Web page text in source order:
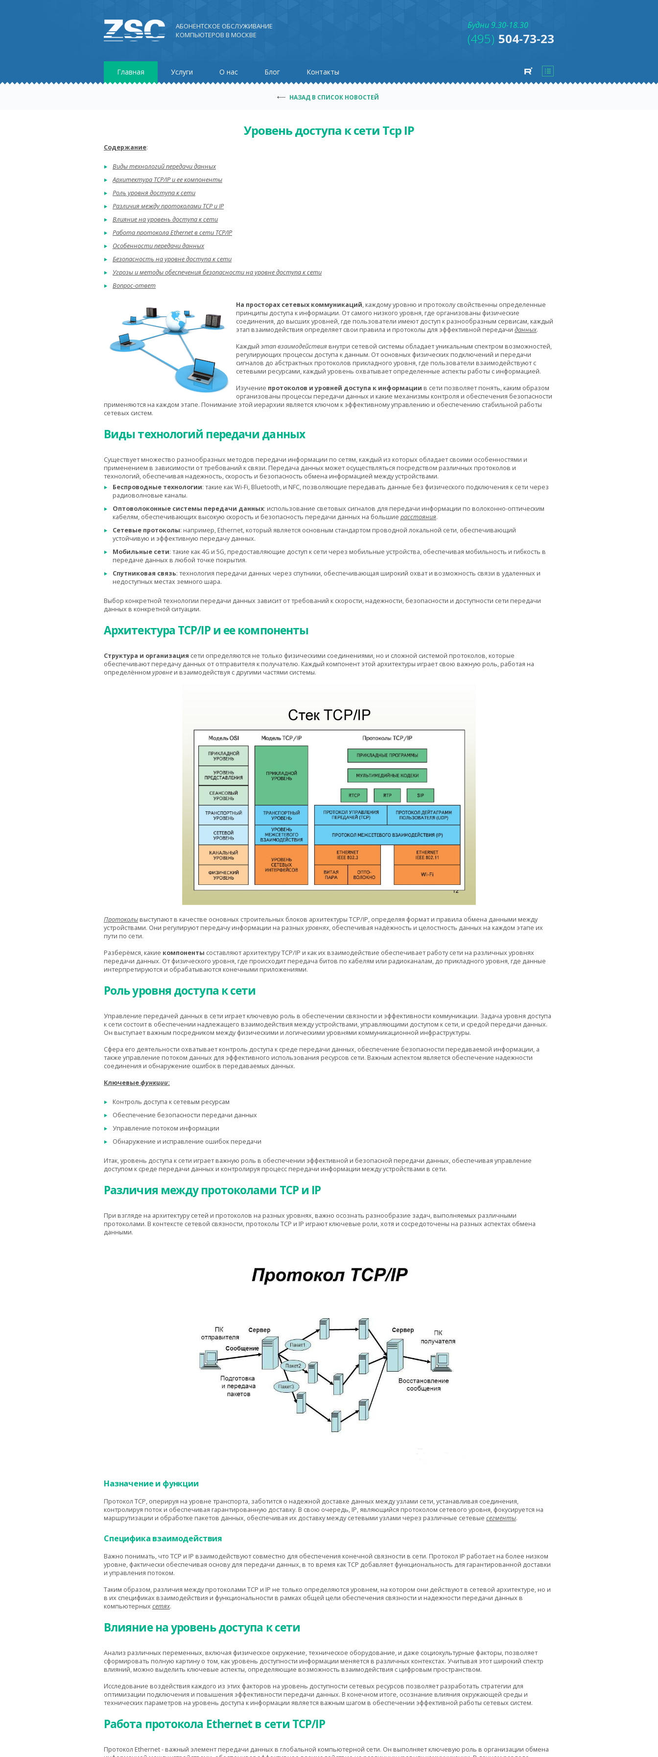
АБОНЕНТСКОЕ ОБСЛУЖИВАНИЕ
КОМПЬЮТЕРОВ В МОСКВЕ
Будни 9.30-18.30
(495) 504-73-23
Главная Услуги О нас Блог Контакты
НАЗАД В СПИСОК НОВОСТЕЙ
Уровень доступа к сети Tcp IP
Содержание:
Виды технологий передачи данных
Архитектура TCP/IP и ее компоненты
Роль уровня доступа к сети
Различия между протоколами TCP и IP
Влияние на уровень доступа к сети
Работа протокола Ethernet в сети TCP/IP
Особенности передачи данных
Безопасность на уровне доступа к сети
Угрозы и методы обеспечения безопасности на уровне доступа к сети
Вопрос-ответ
На просторах сетевых коммуникаций, каждому уровню и протоколу свойственны определенные
принципы доступа к информации. От самого низкого уровня, где организованы физические
соединения, до высших уровней, где пользователи имеют доступ к разнообразным сервисам, каждый
этап взаимодействия определяет свои правила и протоколы для эффективной передачи данных.
Каждый этап взаимодействия внутри сетевой системы обладает уникальным спектром возможностей,
регулирующих процессы доступа к данным. От основных физических подключений и передачи
сигналов до абстрактных протоколов прикладного уровня, где пользователи взаимодействуют с
сетевыми ресурсами, каждый уровень охватывает определенные аспекты работы с информацией.
Изучение протоколов и уровней доступа к информации в сети позволяет понять, каким образом
организованы процессы передачи данных и какие механизмы контроля и обеспечения безопасности
применяются на каждом этапе. Понимание этой иерархии является ключом к эффективному управлению и обеспечению стабильной работы
сетевых систем.
Виды технологий передачи данных
Существует множество разнообразных методов передачи информации по сетям, каждый из которых обладает своими особенностями и
применением в зависимости от требований к связи. Передача данных может осуществляться посредством различных протоколов и
технологий, обеспечивая надежность, скорость и безопасность обмена информацией между устройствами.
Беспроводные технологии: такие как Wi-Fi, Bluetooth, и NFC, позволяющие передавать данные без физического подключения к сети через
радиоволновые каналы.
Оптоволоконные системы передачи данных: использование световых сигналов для передачи информации по волоконно-оптическим
кабелям, обеспечивающих высокую скорость и безопасность передачи данных на большие расстояния.
Сетевые протоколы: например, Ethernet, который является основным стандартом проводной локальной сети, обеспечивающий
устойчивую и эффективную передачу данных.
Мобильные сети: такие как 4G и 5G, предоставляющие доступ к сети через мобильные устройства, обеспечивая мобильность и гибкость в
передаче данных в любой точке покрытия.
Спутниковая связь: технология передачи данных через спутники, обеспечивающая широкий охват и возможность связи в удаленных и
недоступных местах земного шара.
Выбор конкретной технологии передачи данных зависит от требований к скорости, надежности, безопасности и доступности сети передачи
данных в конкретной ситуации.
Архитектура TCP/IP и ее компоненты
Структура и организация сети определяются не только физическими соединениями, но и сложной системой протоколов, которые
обеспечивают передачу данных от отправителя к получателю. Каждый компонент этой архитектуры играет свою важную роль, работая на
определённом уровне и взаимодействуя с другими частями системы.
Протоколы выступают в качестве основных строительных блоков архитектуры TCP/IP, определяя формат и правила обмена данными между
устройствами. Они регулируют передачу информации на разных уровнях, обеспечивая надёжность и целостность данных на каждом этапе их
пути по сети.
Разберёмся, какие компоненты составляют архитектуру TCP/IP и как их взаимодействие обеспечивает работу сети на различных уровнях
передачи данных. От физического уровня, где происходит передача битов по кабелям или радиоканалам, до прикладного уровня, где данные
интерпретируются и обрабатываются конечными приложениями.
Роль уровня доступа к сети
Управление передачей данных в сети играет ключевую роль в обеспечении связности и эффективности коммуникации. Задача уровня доступа
к сети состоит в обеспечении надлежащего взаимодействия между устройствами, управляющими доступом к сети, и средой передачи данных.
Он выступает важным посредником между физическими и логическими уровнями коммуникационной инфраструктуры.
Сфера его деятельности охватывает контроль доступа к среде передачи данных, обеспечение безопасности передаваемой информации, а
также управление потоком данных для эффективного использования ресурсов сети. Важным аспектом является обеспечение надежности
соединения и обнаружение ошибок в передаваемых данных.
Ключевыефункции:
Контроль доступа к сетевым ресурсам
Обеспечение безопасности передачи данных
Управление потоком информации
Обнаружение и исправление ошибок передачи
Итак, уровень доступа к сети играет важную роль в обеспечении эффективной и безопасной передачи данных, обеспечивая управление
доступом к среде передачи данных и контролируя процесс передачи информации между устройствами в сети.
Различия между протоколами TCP и IP
При взгляде на архитектуру сетей и протоколов на разных уровнях, важно осознать разнообразие задач, выполняемых различными
протоколами. В контексте сетевой связности, протоколы TCP и IP играют ключевые роли, хотя и сосредоточены на разных аспектах обмена
данными.
Назначение и функции
Протокол TCP, оперируя на уровне транспорта, заботится о надежной доставке данных между узлами сети, устанавливая соединения,
контролируя поток и обеспечивая гарантированную доставку. В свою очередь, IP, являющийся протоколом сетевого уровня, фокусируется на
маршрутизации и обработке пакетов данных, обеспечивая их доставку между сетевыми узлами через различные сетевые сегменты.
Специфика взаимодействия
Важно понимать, что TCP и IP взаимодействуют совместно для обеспечения конечной связности в сети. Протокол IP работает на более низком
уровне, фактически обеспечивая основу для передачи данных, в то время как TCP добавляет функциональность для гарантированной доставки
и управления потоком.
Таким образом, различия между протоколами TCP и IP не только определяются уровнем, на котором они действуют в сетевой архитектуре, но и
в их спецификах взаимодействия и функциональности в рамках общей цели обеспечения связности и надежности передачи данных в
компьютерных сетях.
Влияние на уровень доступа к сети
Анализ различных переменных, включая физическое окружение, техническое оборудование, и даже социокультурные факторы, позволяет
сформировать полную картину о том, как уровень доступности информации меняется в различных контекстах. Учитывая этот широкий спектр
влияний, можно выделить ключевые аспекты, определяющие возможность взаимодействия с цифровым пространством.
Исследование воздействия каждого из этих факторов на уровень доступности сетевых ресурсов позволяет разработать стратегии для
оптимизации подключения и повышения эффективности передачи данных. В конечном итоге, осознание влияния окружающей среды и
технических параметров на уровень доступа к информации является важным шагом в обеспечении эффективной работы сетевых систем.
Работа протокола Ethernet в сети TCP/IP
Протокол Ethernet - важный элемент передачи данных в глобальной компьютерной сети. Он выполняет ключевую роль в организации обмена